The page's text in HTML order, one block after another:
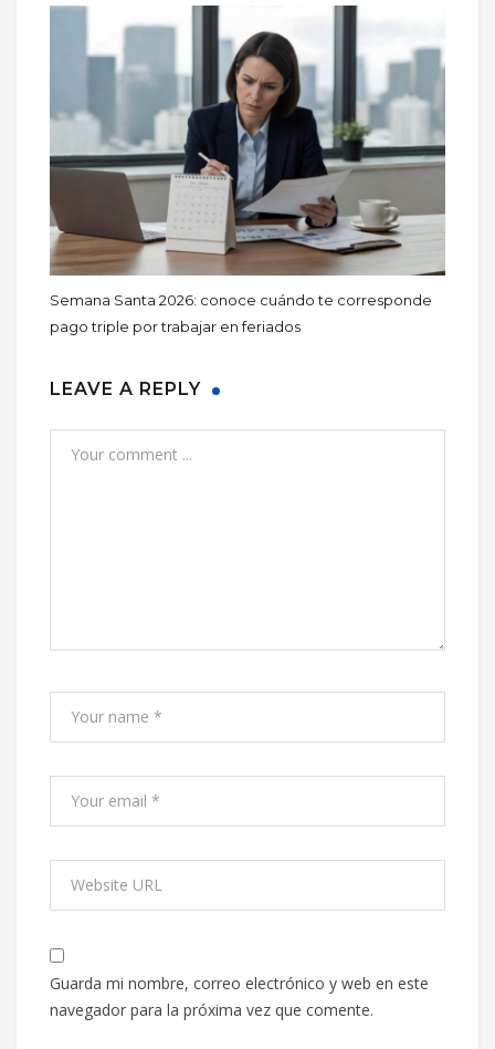
Semana Santa 2026: conoce cuándo te corresponde
pago triple por trabajar en feriados
LEAVE A REPLY
Guarda mi nombre, correo electrónico y web en este
navegador para la próxima vez que comente.